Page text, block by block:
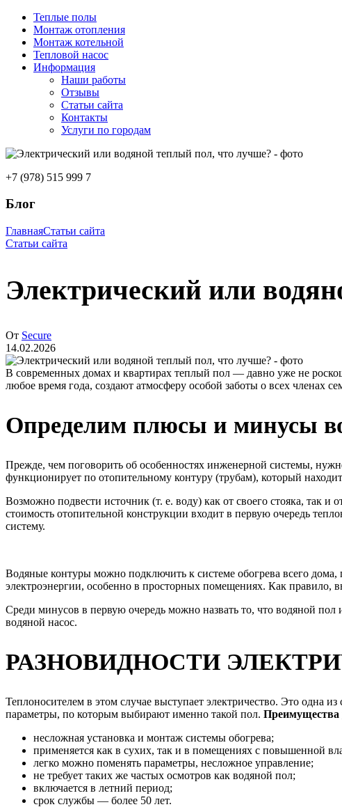
Теплые полы
Монтаж отопления
Монтаж котельной
Тепловой насос
Информация
Наши работы
Отзывы
Статьи сайта
Контакты
Услуги по городам
+7 (978) 515 999 7
Блог
ГлавнаяСтатьи сайта
Статьи сайта
Электрический или
От Secure
14.02.2026
В современных домах и квартирах теплый пол — давно уже не
любое время года, создают атмосферу особой заботы о всех
Определим плюсы и минусы
Прежде, чем поговорить об особенностях инженерной системы,
функционирует по отопительному контуру (трубам), который
Возможно подвести источник (т. е. воду) как от своего стояка, так
стоимость отопительной конструкции входит в первую очередь
систему.
Водяные контуры можно подключить к системе обогрева всего
электроэнергии, особенно в просторных помещениях. Как правило,
Среди минусов в первую очередь можно назвать то, что водяной
водяной насос.
РАЗНОВИДНОСТИ
Теплоносителем в этом случае выступает электричество. Это одна
параметры, по которым выбирают именно такой пол. Преимущества
несложная установка и монтаж системы обогрева;
применяется как в сухих, так и в помещениях с повышенной
легко можно поменять параметры, несложное управление;
не требует таких же частых осмотров как водяной пол;
включается в летний период;
срок службы — более 50 лет.